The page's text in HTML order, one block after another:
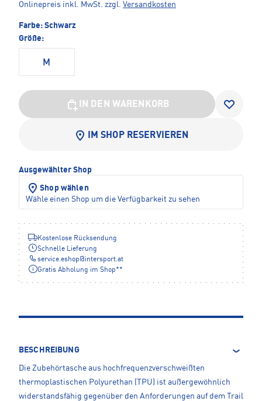
Onlinepreis inkl. MwSt. zzgl. Versandkosten
Farbe: Schwarz
Größe:
M
IN DEN WARENKORB
IM SHOP RESERVIEREN
Ausgewählter Shop
Shop wählen
Wähle einen Shop um die Verfügbarkeit zu sehen
Kostenlose Rücksendung
Schnelle Lieferung
service.eshop@intersport.at
Gratis Abholung im Shop**
BESCHREIBUNG
Die Zubehörtasche aus hochfrequenzverschweißten
thermoplastischen Polyurethan (TPU) ist außergewöhnlich
widerstandsfähig gegenüber den Anforderungen auf dem Trail